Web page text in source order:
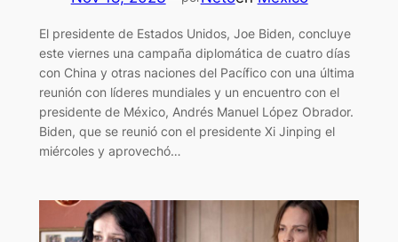
El presidente de Estados Unidos, Joe Biden, concluye
este viernes una campaña diplomática de cuatro días
con China y otras naciones del Pacífico con una última
reunión con líderes mundiales y un encuentro con el
presidente de México, Andrés Manuel López Obrador.
Biden, que se reunió con el presidente Xi Jinping el
miércoles y aprovechó…